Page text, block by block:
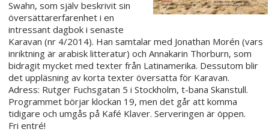
Swahn, som själv beskrivit sin
översättarerfarenhet i en
intressant dagbok i senaste
Karavan (nr 4/2014). Han samtalar med Jonathan Morén (vars
inriktning är arabisk litteratur) och Annakarin Thorburn, som
bidragit mycket med texter från Latinamerika. Dessutom blir
det uppläsning av korta texter översatta för Karavan.
Adress: Rutger Fuchsgatan 5 i Stockholm, t-bana Skanstull.
Programmet börjar klockan 19, men det går att komma
tidigare och umgås på Kafé Klaver. Serveringen är öppen.
Fri entré!